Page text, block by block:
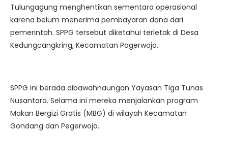
Tulungagung menghentikan sementara operasional
karena belum menerima pembayaran dana dari
pemerintah. SPPG tersebut diketahui terletak di Desa
Kedungcangkring, Kecamatan Pagerwojo.
SPPG ini berada dibawahnaungan Yayasan Tiga Tunas
Nusantara. Selama ini mereka menjalankan program
Makan Bergizi Gratis (MBG) di wilayah Kecamatan
Gondang dan Pegerwojo.